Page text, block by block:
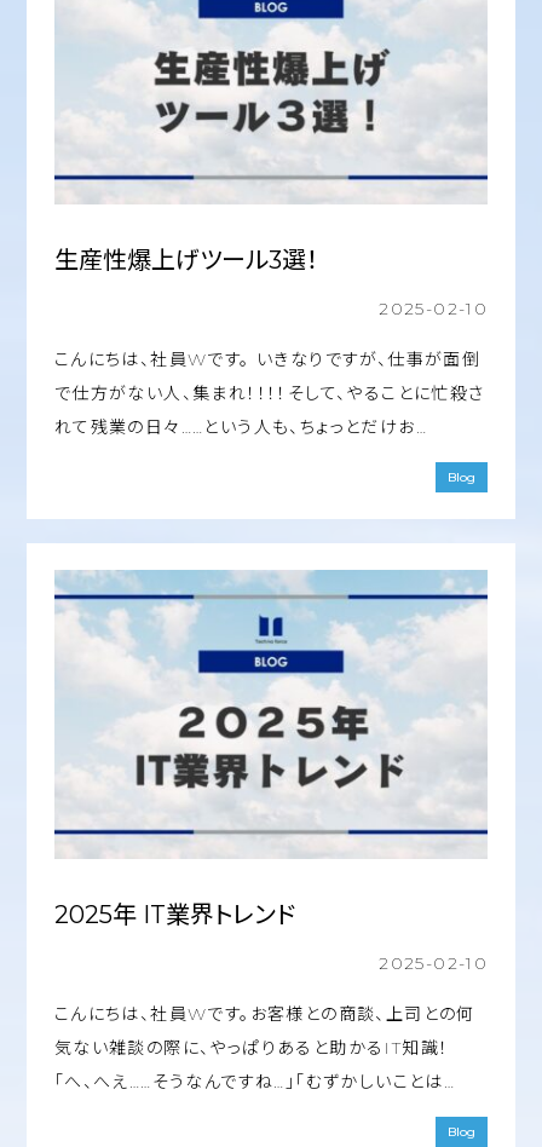
生産性爆上げツール3選！
2025-02-10
こんにちは、社員Wです。 いきなりですが、仕事が面倒
で仕方がない人、集まれ！！！！そして、やることに忙殺さ
れて残業の日々……という人も、ちょっとだけお…
Blog
2025年 IT業界トレンド
2025-02-10
こんにちは、社員Wです。お客様との商談、上司との何
気ない雑談の際に、やっぱりあると助かるIT知識！
「へ、へえ……そうなんですね…」「むずかしいことは…
Blog